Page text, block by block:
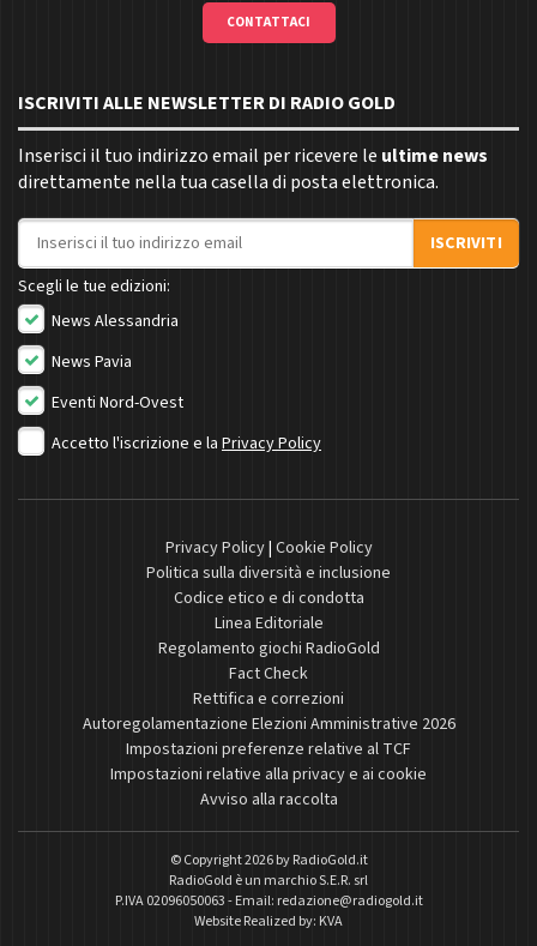
CONTATTACI
ISCRIVITI ALLE NEWSLETTER DI RADIO GOLD
Inserisci il tuo indirizzo email per ricevere le ultime news
direttamente nella tua casella di posta elettronica.
Indirizzo email
ISCRIVITI
Scegli le tue edizioni:
News Alessandria
News Pavia
Eventi Nord-Ovest
Accetto l'iscrizione e la Privacy Policy
Privacy Policy| Cookie Policy
Politica sulla diversità e inclusione
Codice etico e di condotta
Linea Editoriale
Regolamento giochi RadioGold
Fact Check
Rettifica e correzioni
Autoregolamentazione Elezioni Amministrative 2026
Impostazioni preferenze relative al TCF
Impostazioni relative alla privacy e ai cookie
Avviso alla raccolta
© Copyright 2026 byRadioGold.it
RadioGold è un marchio S.E.R. srl
P.IVA 02096050063 - Email: redazione@radiogold.it
Website Realized by: KVA